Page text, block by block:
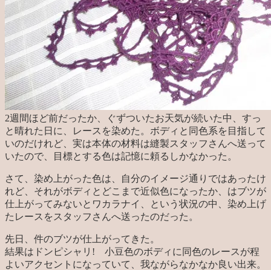
2週間ほど前だったか、ぐずついたお天気が続いた中、すっ
と晴れた日に、レースを染めた。ボディと同色系を目指して
いのだけれど、実は本体の材料は縫製スタッフさんへ送って
いたので、目標とする色は記憶に頼るしかなかった。
さて、染め上がった色は、自分のイメージ通りではあったけ
れど、それがボディとどこまで近似色になったか、はブツが
仕上がってみないとワカラナイ、という状況の中、染め上げ
たレースをスタッフさんへ送ったのだった。
先日、件のブツが仕上がってきた。
結果はドンピシャリ! 小豆色のボディに同色のレースが程
よいアクセントになっていて、我ながらなかなか良い出来。